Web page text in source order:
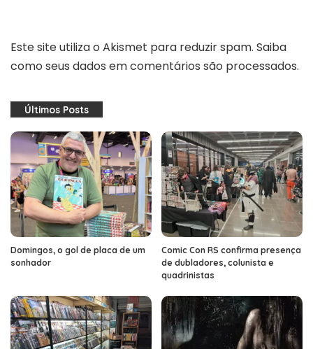
Este site utiliza o Akismet para reduzir spam. Saiba
como seus dados em comentários são processados.
Últimos Posts
Domingos, o gol de placa de um
sonhador
Comic Con RS confirma presença
de dubladores, colunista e
quadrinistas